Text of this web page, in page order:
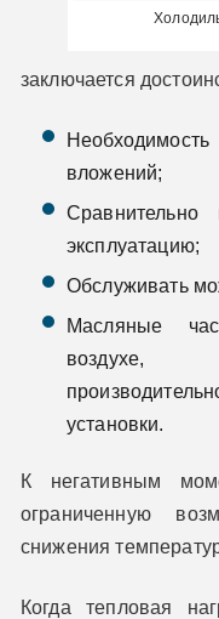
заключается
вложений;
эксплуатацию;
Обслуживать
Масляные
установки.
К негативным
ограниченную
снижения
Когда тепловая